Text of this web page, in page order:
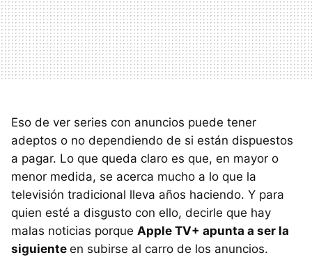
Eso de ver series con anuncios puede tener
adeptos o no dependiendo de si están dispuestos
a pagar. Lo que queda claro es que, en mayor o
menor medida, se acerca mucho a lo que la
televisión tradicional lleva años haciendo. Y para
quien esté a disgusto con ello, decirle que hay
malas noticias porque Apple TV+ apunta a ser la
siguiente en subirse al carro de los anuncios.